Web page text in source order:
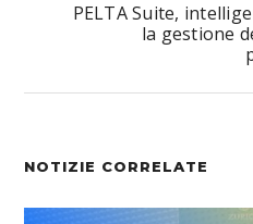
PELTA Suite,
la gestione
NOTIZIE CORRELATE